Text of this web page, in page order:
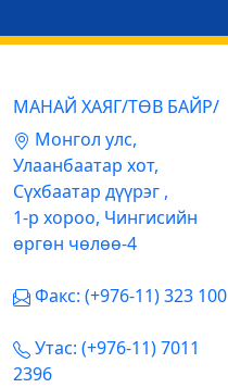
МАНАЙ ХАЯГ/ТӨВ БАЙР/
Mонгол улс,
Улаанбаатар хот,
Сүхбаатар дүүрэг ,
1-р хороо, Чингисийн
өргөн чөлөө-4
Факс: (+976-11) 323 100
Утас: (+976-11) 7011
2396